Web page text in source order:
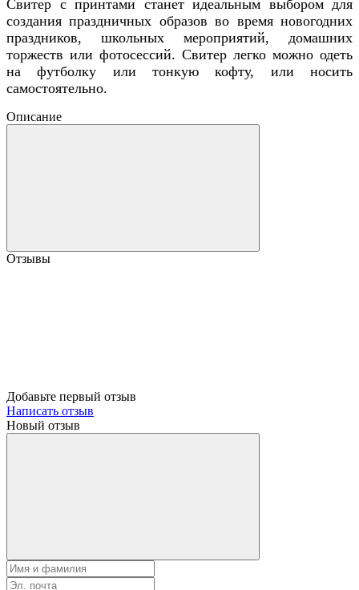
Свитер с принтами станет идеальным выбором для
создания праздничных образов во время новогодних
праздников, школьных мероприятий, домашних
торжеств или фотосессий. Свитер легко можно одеть
на футболку или тонкую кофту, или носить
самостоятельно.
Описание
Отзывы
Добавьте первый отзыв
Написать отзыв
Новый отзыв